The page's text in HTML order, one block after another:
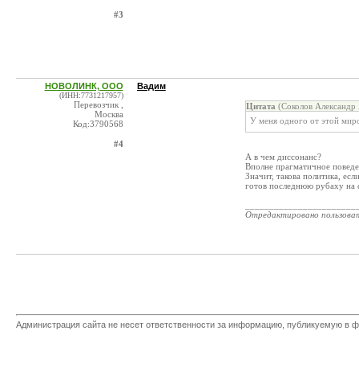
#3
НОВОЛИНК, ООО
(ИНН:7731217957)
Перевозчик ,
Москва
Код:3790568
#4
Вадим
Цитата (Соколов
У меня одного от этой
А в чем диссонанс?
Вполне прагматичное
Значит, такова политика,
готов последнюю рубаху на
Отредактировано
Администрация сайта не несет ответственности за информацию, публикуемую